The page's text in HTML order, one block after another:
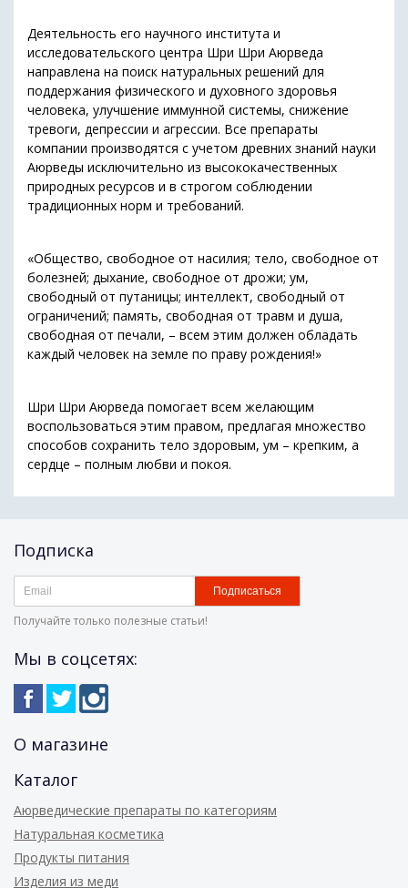
Деятельность его научного института и
исследовательского центра Шри Шри Аюрведа
направлена на поиск натуральных решений для
поддержания физического и духовного здоровья
человека, улучшение иммунной системы, снижение
тревоги, депрессии и агрессии. Все препараты
компании производятся с учетом древних знаний науки
Аюрведы исключительно из высококачественных
природных ресурсов и в строгом соблюдении
традиционных норм и требований.
«Общество, свободное от насилия; тело, свободное от
болезней; дыхание, свободное от дрожи; ум,
свободный от путаницы; интеллект, свободный от
ограничений; память, свободная от травм и душа,
свободная от печали, – всем этим должен обладать
каждый человек на земле по праву рождения!»
Шри Шри Аюрведа помогает всем желающим
воспользоваться этим правом, предлагая множество
способов сохранить тело здоровым, ум – крепким, а
сердце – полным любви и покоя.
Подписка
Подписаться
Получайте только полезные статьи!
Мы в соцсетях:
О магазине
Каталог
Аюрведические препараты по категориям
Натуральная косметика
Продукты питания
Изделия из меди